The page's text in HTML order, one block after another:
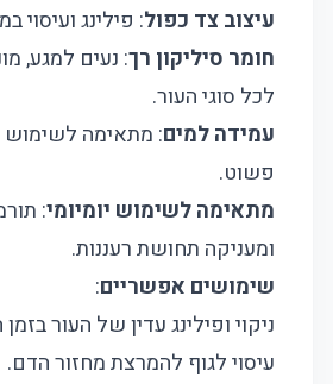
עיצוב צד כפול: פילינג
חומר סיליקון רך: נעים למגע,
לכל סוגי העור.
עמידה למים: מתאימה לשימוש
פשוט.
מתאימה לשימוש יומיומי:
ומעניקה תחושת רעננות.
שימושים אפשריים:
ניקוי ופילינג עדין של העור
עיסוי לגוף להמרצת מחזור הדם.